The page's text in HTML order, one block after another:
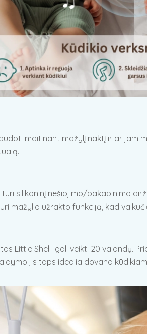
maitinant mažylį naktį ir ar
silikoninį nešiojimo/pakabinimo
mažylio užrakto funkciją, kad
Little Shell gali veikti 20 valandų.
jis taps idealia dovana